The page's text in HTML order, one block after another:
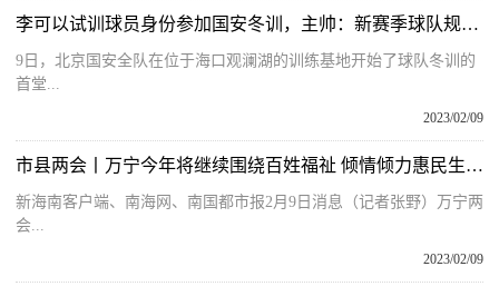
李可以试训球员身份参加国安冬训，主帅：新赛季球队规模23人左右
9日，北京国安全队在位于海口观澜湖的训练基地开始了球队冬训的
首堂...
2023/02/09
市县两会丨万宁今年将继续围绕百姓福祉 倾情倾力惠民生、补短板
新海南客户端、南海网、南国都市报2月9日消息（记者张野）万宁两
会...
2023/02/09